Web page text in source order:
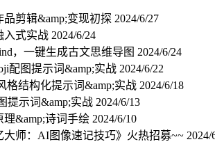
品剪辑&amp;变现初探 2024/6/27
入式实战 2024/6/24
，一键生成古文思维导图 2024/6/24
配图提示词&amp;实战 2024/6/22
格结构化提示词&amp;实战 2024/6/18
提示词&amp;实战 2024/6/13
理&amp;诗词手绘 2024/6/10
大师：AI图像速记技巧》火热招募~~ 2024/